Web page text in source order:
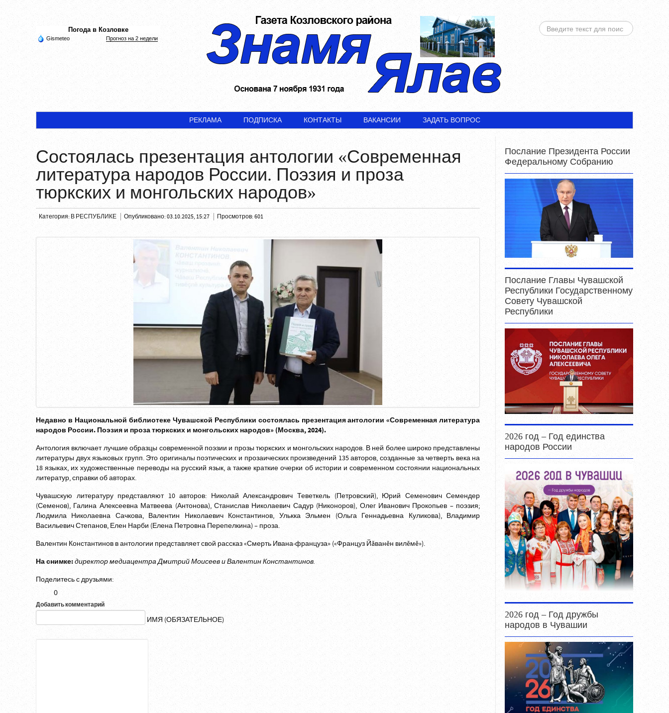
Погода в Козловке
Gismeteo Прогноз на 2 недели
ИСКАТЬ...
РЕКЛАМА ПОДПИСКА КОНТАКТЫ ВАКАНСИИ ЗАДАТЬ ВОПРОС
Состоялась презентация антологии «Современная
литература народов России. Поэзия и проза
тюркских и монгольских народов»
Категория: В РЕСПУБЛИКЕ Опубликовано: 03.10.2025, 15:27 Просмотров: 601
Недавно в Национальной библиотеке Чувашской Республики состоялась презентация антологии «Современная литература
народов России. Поэзия и проза тюркских и монгольских народов» (Москва, 2024).
Антология включает лучшие образцы современной поэзии и прозы тюркских и монгольских народов. В ней более широко представлены
литературы двух языковых групп. Это оригиналы поэтических и прозаических произведений 135 авторов, созданные за четверть века на
18 языках, их художественные переводы на русский язык, а также краткие очерки об истории и современном состоянии национальных
литератур, справки об авторах.
Чувашскую литературу представляют 10 авторов: Николай Александрович Теветкель (Петровский), Юрий Семенович Семендер
(Семенов), Галина Алексеевна Матвеева (Антонова), Станислав Николаевич Садур (Никоноров), Олег Иванович Прокопьев – поэзия;
Людмила Николаевна Сачкова, Валентин Николаевич Константинов, Улькка Эльмен (Ольга Геннадьевна Куликова), Владимир
Васильевич Степанов, Елен Нарби (Елена Петровна Перепелкина) – проза.
Валентин Константинов в антологии представляет свой рассказ «Смерть Ивана-француза» («Француз Йăванĕн вилĕмĕ»).
На снимке:директор медиацентра Дмитрий Моисеев и Валентин Константинов.
Поделитесь с друзьями:
0
Добавить комментарий
ИМЯ (ОБЯЗАТЕЛЬНОЕ)
Послание Президента России
Федеральному Собранию
Послание Главы Чувашской
Республики Государственному
Совету Чувашской
Республики
2026 год – Год единства
народов России
2026 год – Год дружбы
народов в Чувашии